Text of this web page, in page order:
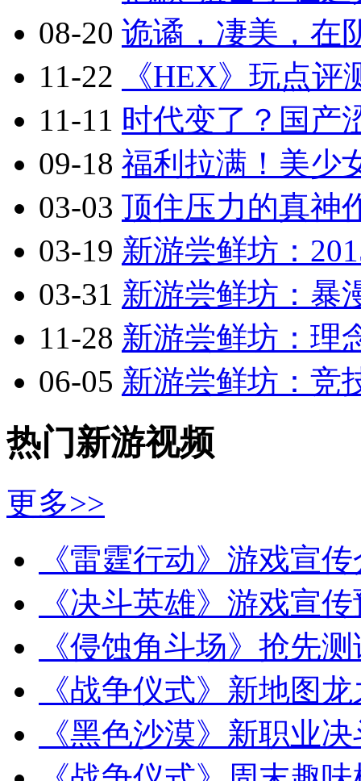
08-20 诡谲，凄美，在
11-22
《HEX》玩点
11-11 时代变了？国产
09-18 福利拉满！美少
03-03 顶住压力的真神
03-19 新游尝鲜坊：
03-31 新游尝鲜坊：暴
11-28 新游尝鲜坊：理
06-05 新游尝鲜坊：竞
热门新游视频
更多>>
《雷霆行动》游戏宣
《决斗英雄》游戏宣
《侵蚀角斗场》抢先
《战争仪式》新地图
《黑色沙漠》新职业